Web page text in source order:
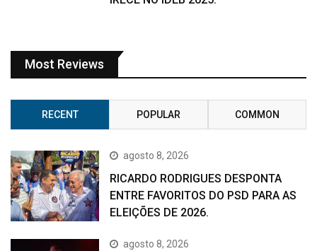
Most Reviews
RECENT POPULAR COMMON
agosto 8, 2026
RICARDO RODRIGUES DESPONTA
ENTRE FAVORITOS DO PSD PARA AS
ELEIÇÕES DE 2026.
agosto 8, 2026